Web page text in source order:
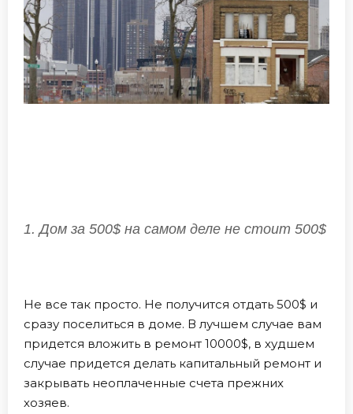
1. Дом за 500$ на самом деле не стоит 500$
Не все так просто. Не получится отдать 500$ и
сразу поселиться в доме. В лучшем случае вам
придется вложить в ремонт 10000$, в худшем
случае придется делать капитальный ремонт и
закрывать неоплаченные счета прежних
хозяев.